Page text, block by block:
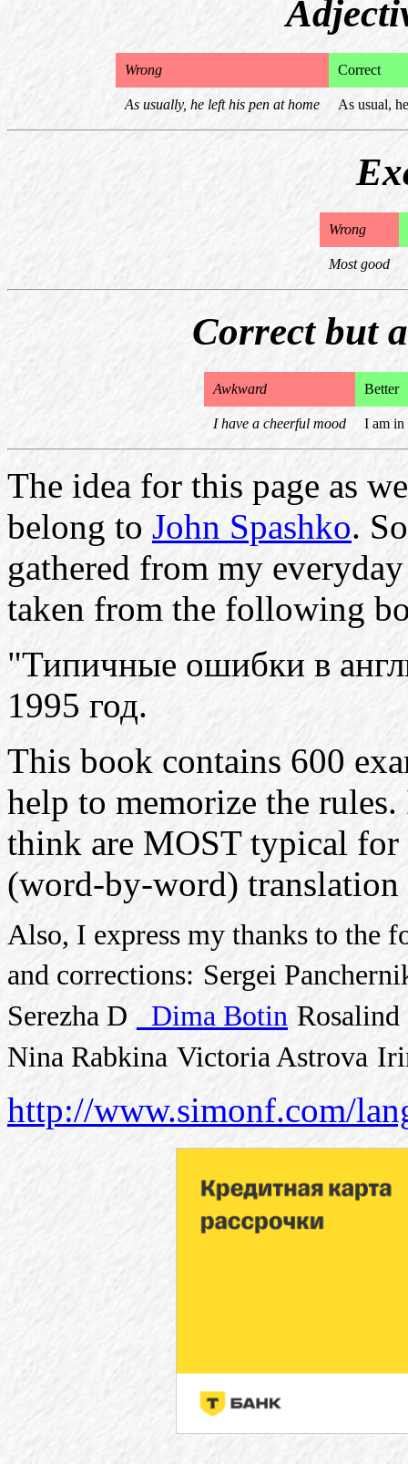
Wrong Correct
As usually, he left his pen at home As usual,
Wrong
Most good
Correct but
Awkward Better
I have a cheerful mood I am in
The idea for this page as
belong to John Spashko.
gathered from my
taken from the following
"Типичные ошибки в
1995 год.
This book contains 600
help to memorize the
think are MOST typical for
(word-by-word)
Also, I express my thanks to the
and corrections: Sergei
Serezha D
_Dima Botin Rosalind
Nina Rabkina Victoria Astrova
http://www.simonf.com/